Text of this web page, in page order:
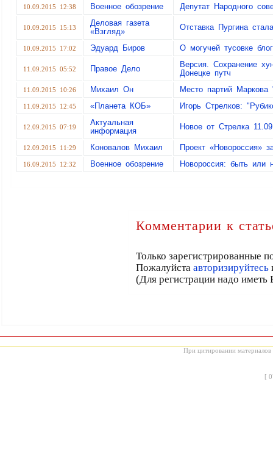
10.09.2015 12:38 Военное обозрение Депутат Народного
10.09.2015 15:13
Деловая газета
«Взгляд»
Отставка Пургина
10.09.2015 17:02 Эдуард Биров О могучей тусовке
11.09.2015 05:52 Правое Дело
Версия. Сохранение
Донецке путч
11.09.2015 10:26 Михаил Он Место партий
11.09.2015 12:45 «Планета КОБ» Игорь Стрелков:
12.09.2015 07:19
Актуальная
информация
Новое от Стрелка
12.09.2015 11:29 Коновалов Михаил Проект «Новороссия»
16.09.2015 12:32 Военное обозрение Новороссия: быть или
Комментарии к
Только зарегистрированные
Пожалуйста авторизируйтесь
(Для регистрации надо иметь
При цитировании материалов
[